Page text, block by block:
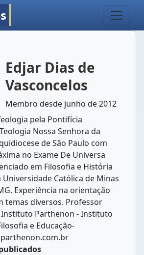
Edjar Dias de
Vasconcelos
Membro desde junho de 2012
pela Pontifícia
Nossa Senhora da
de São Paulo com
no Exame De Universa
em Filosofia e História
Católica de Minas
Experiência na orientação
temas diversos. Professor
Parthenon - Instituto
e Educação-